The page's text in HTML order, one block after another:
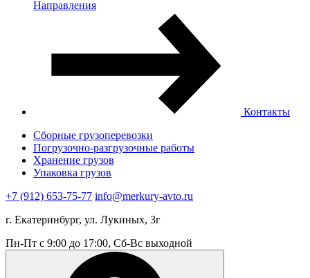
Направления
Контакты
Сборные грузоперевозки
Погрузочно-разгрузочные работы
Хранение грузов
Упаковка грузов
+7 (912) 653-75-77 info@merkury-avto.ru
г. Екатеринбург, ул. Лукиных, 3г
Пн-Пт с 9:00 до 17:00, Сб-Вс выходной